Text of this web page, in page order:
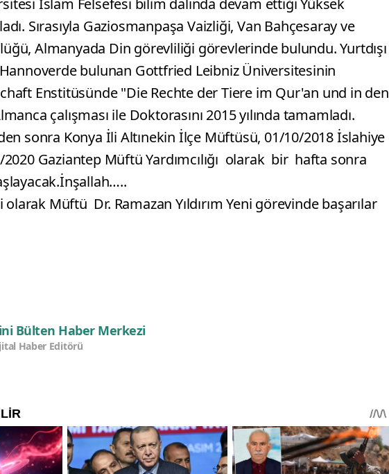
Sırasıyla Gaziosmanpaşa Vaizliği, Van Bahçesaray ve
Almanyada Din görevliliği görevlerinde bulundu. Yurtdışı
Hannoverde bulunan Gottfried Leibniz Üniversitesinin
Enstitüsünde "Die Rechte der Tiere im Qur'an und in den
çalışması ile Doktorasını 2015 yılında tamamladı.
sonra Konya İli Altınekin İlçe Müftüsü, 01/10/2018 İslahiye
Gaziantep Müftü Yardımcılığı olarak bir hafta sonra
Müftü Dr. Ramazan Yıldırım Yeni görevinde başarılar
Bülten Haber Merkezi
Haber Editörü